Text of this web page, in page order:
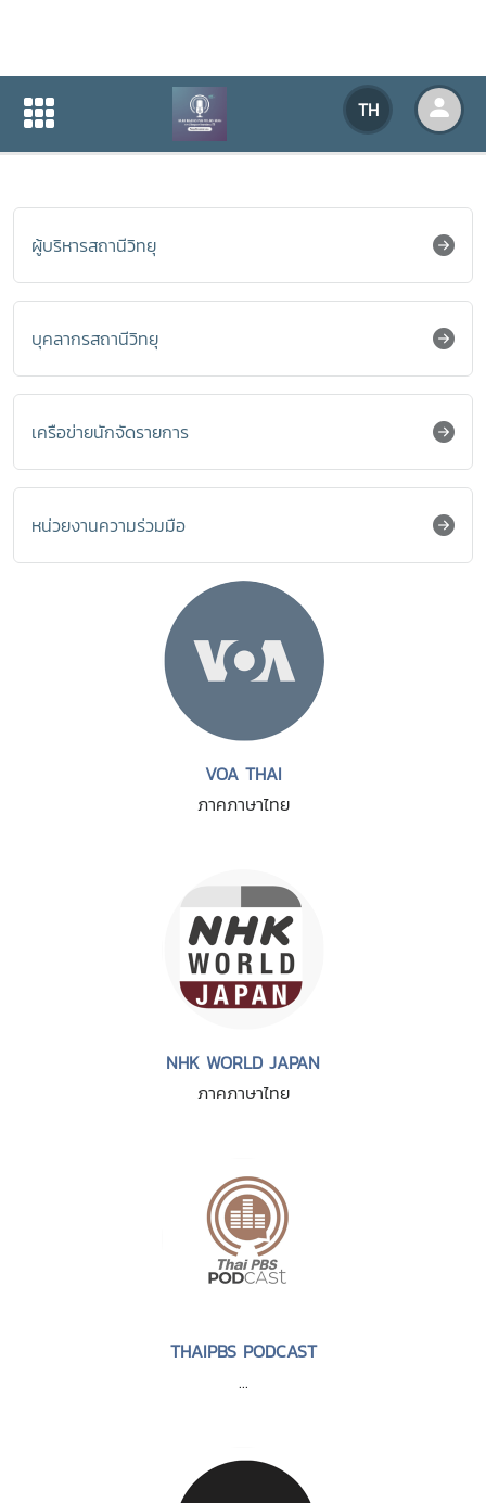
TH
หน่วยงานความร่วมมือ
เกี่ยวกับหน่วยงาน บุคลากร
ผู้บริหารสถานีวิทยุ
บุคลากรสถานีวิทยุ
เครือข่ายนักจัดรายการ
หน่วยงานความร่วมมือ
VOA THAI
ภาคภาษาไทย
NHK WORLD JAPAN
ภาคภาษาไทย
THAIPBS PODCAST
...